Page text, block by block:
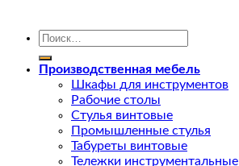
Искать:
Производственная мебель
Шкафы для инструментов
Рабочие столы
Стулья винтовые
Промышленные стулья
Табуреты винтовые
Тележки инструментальные